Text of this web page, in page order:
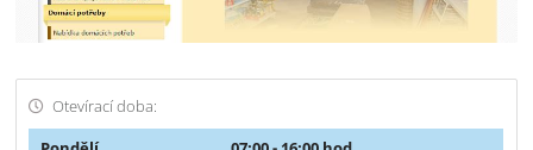
Otevírací doba: